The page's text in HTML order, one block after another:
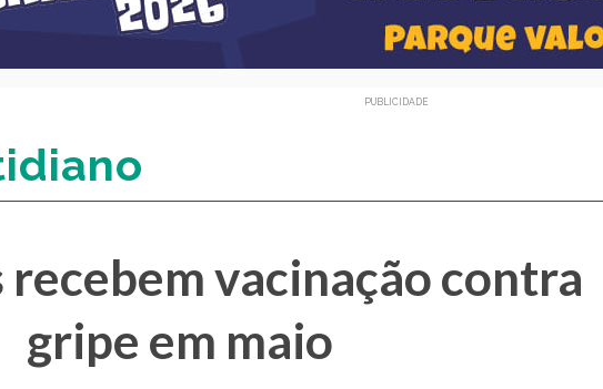
PUBLICIDADE
recebem vacinação contra
gripe em maio